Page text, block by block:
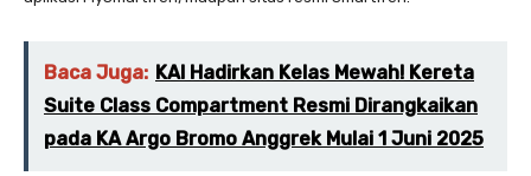
Baca Juga: KAI Hadirkan Kelas Mewah! Kereta
Suite Class Compartment Resmi Dirangkaikan
pada KA Argo Bromo Anggrek Mulai 1 Juni 2025